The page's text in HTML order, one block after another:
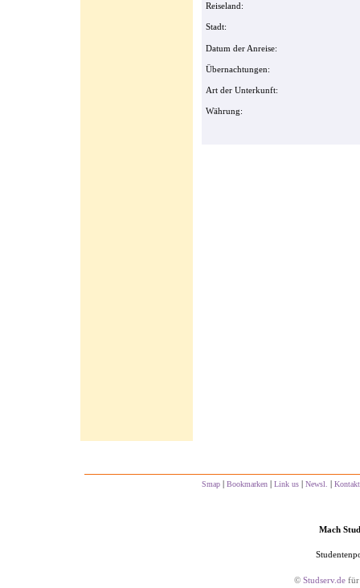
Reiseland:
Stadt:
Datum der Anreise:
Übernachtungen:
Art der Unterkunft:
Währung:
Smap | Bookmarken | Link us | Newsl. | Kontakt
Mach
© Studserv.de für